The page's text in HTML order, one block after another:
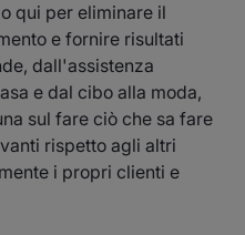
qui per eliminare il
e fornire risultati
dall'assistenza
e dal cibo alla moda,
sul fare ciò che sa fare
rispetto agli altri
i propri clienti e